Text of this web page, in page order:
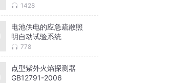
1428
电池供电的应急疏散照
明自动试验系统
778
点型紫外火焰探测器
GB12791-2006